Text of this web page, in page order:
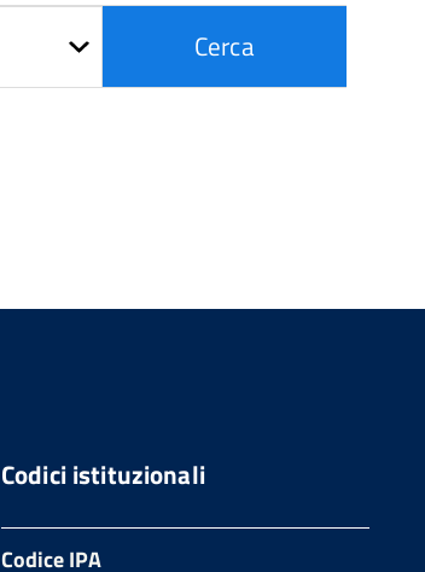
COM_TAGS_FORM_FILTER_LEGEND
Cerca
Codici istituzionali
Codice IPA